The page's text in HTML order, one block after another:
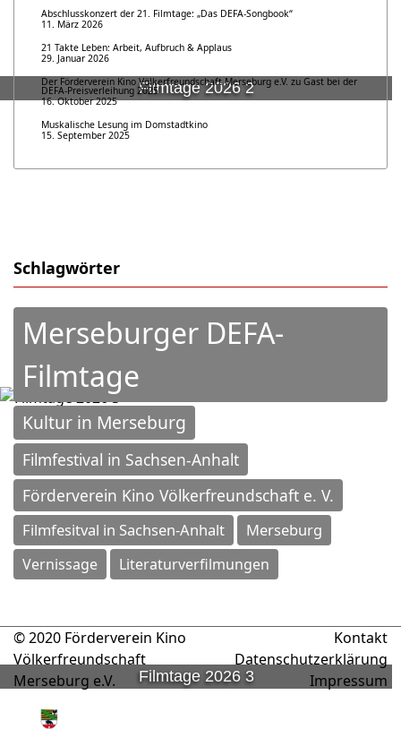
Filmtage 2026 2
Filmtage 2026 3
Abschlusskonzert der 21. Filmtage: „Das DEFA-Songbook“
11. März 2026
21 Takte Leben: Arbeit, Aufbruch & Applaus
29. Januar 2026
Der Förderverein Kino Völkerfreundschaft Merseburg e.V. zu Gast bei der
DEFA-Preisverleihung 2025
16. Oktober 2025
Muskalische Lesung im Domstadtkino
15. September 2025
Schlagwörter
Merseburger DEFA-
Filmtage
Kultur in Merseburg
Filmfestival in Sachsen-Anhalt
Förderverein Kino Völkerfreundschaft e. V.
Filmfesitval in Sachsen-Anhalt Merseburg
Vernissage Literaturverfilmungen
© 2020 Förderverein Kino
Völkerfreundschaft
Merseburg e.V.
Kontakt
Datenschutzerklärung
Impressum